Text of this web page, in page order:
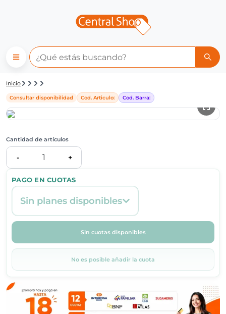
Detalle de producto | Central
Inicio
Consultar disponibilidad Cod. Articulo: Cod. Barra:
PAGO EN CUOTAS
Sin planes disponibles
Sin cuotas disponibles
No es posible añadir la cuota
Cantidad de artículos
- 1 +